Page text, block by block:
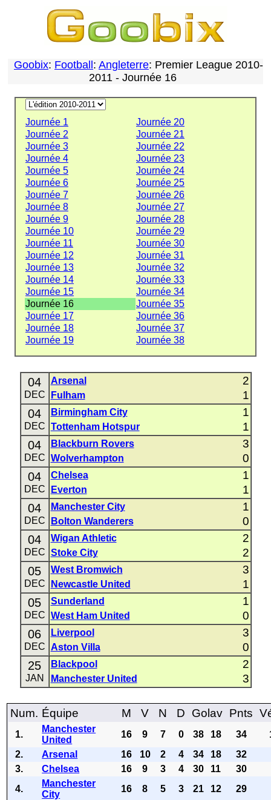
Goobix: Football : Angleterre: Premier League 2010-
2011 - Journée 16
Journée 1
Journée 20
Journée 2
Journée 21
Journée 3
Journée 22
Journée 4
Journée 23
Journée 5
Journée 24
Journée 6
Journée 25
Journée 7
Journée 26
Journée 8
Journée 27
Journée 9
Journée 28
Journée 10
Journée 29
Journée 11
Journée 30
Journée 12
Journée 31
Journée 13
Journée 32
Journée 14
Journée 33
Journée 15
Journée 34
Journée 16
Journée 35
Journée 17
Journée 36
Journée 18
Journée 37
Journée 19
Journée 38
04
DEC
Arsenal 2
Fulham 1
04
DEC
Birmingham City 1
Tottenham Hotspur 1
04
DEC
Blackburn Rovers 3
Wolverhampton 0
04
DEC
Chelsea 1
Everton 1
04
DEC
Manchester City 1
Bolton Wanderers 0
04
DEC
Wigan Athletic 2
Stoke City 2
05
DEC
West Bromwich 3
Newcastle United 1
05
DEC
Sunderland 1
West Ham United 0
06
DEC
Liverpool 3
Aston Villa 0
25
JAN
Blackpool 2
Manchester United 3
Num. Équipe M V N D Golav Pnts
1.
Manchester
United
16 9 7 0 38 18 34
2.
Arsenal 16 10 2 4 34 18
32
3.
Chelsea 16 9 3 4 30 11
30
4.
Manchester
City
16 8 5 3 21 12 29